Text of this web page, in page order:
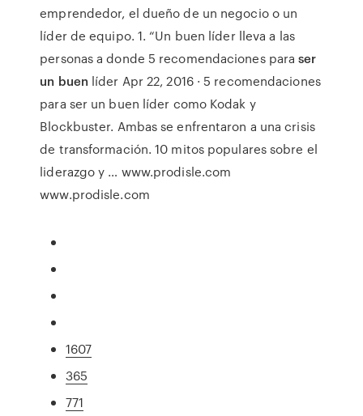
emprendedor, el dueño de un negocio o un
líder de equipo. 1. “Un buen líder lleva a las
personas a donde 5 recomendaciones paraser
un buen líder Apr 22, 2016 · 5 recomendaciones
para ser un buen líder como Kodak y
Blockbuster. Ambas se enfrentaron a una crisis
de transformación. 10 mitos populares sobre el
liderazgo y … www.prodisle.com
www.prodisle.com
1607
365
771